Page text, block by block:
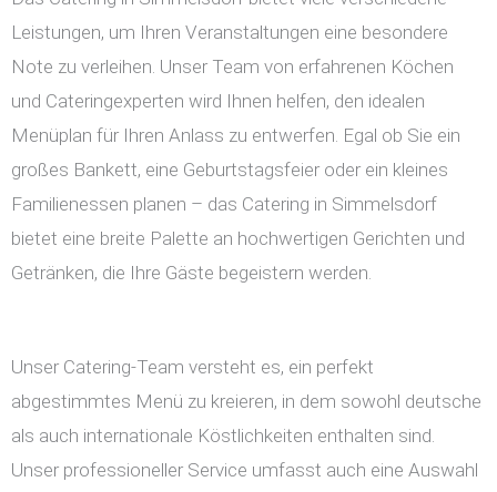
Leistungen, um Ihren Veranstaltungen eine besondere
Note zu verleihen. Unser Team von erfahrenen Köchen
und Cateringexperten wird Ihnen helfen, den idealen
Menüplan für Ihren Anlass zu entwerfen. Egal ob Sie ein
großes Bankett, eine Geburtstagsfeier oder ein kleines
Familienessen planen – das Catering in Simmelsdorf
bietet eine breite Palette an hochwertigen Gerichten und
Getränken, die Ihre Gäste begeistern werden.
Unser Catering-Team versteht es, ein perfekt
abgestimmtes Menü zu kreieren, in dem sowohl deutsche
als auch internationale Köstlichkeiten enthalten sind.
Unser professioneller Service umfasst auch eine Auswahl